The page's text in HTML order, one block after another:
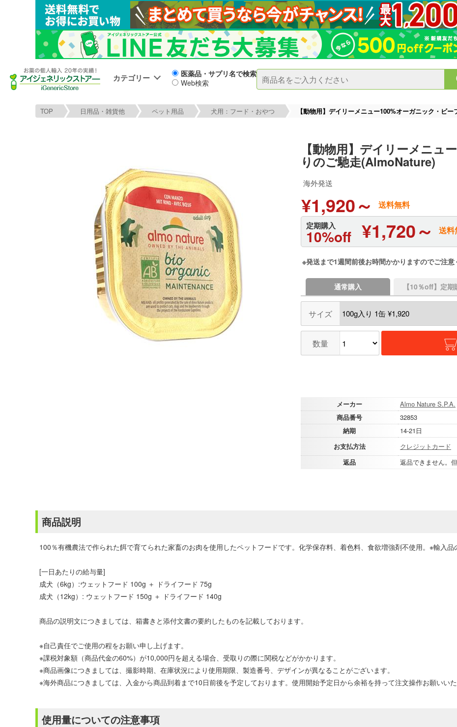
カテゴリー
医薬品・サプリ名で検索
Web検索
TOP 日用品・雑貨他 ペット用品 犬用：フード・おやつ 【動物用】デイリーメニュー100%オーガニック・ビ
【動物用】デイリーメニュ
りのご馳走(AlmoNature)
海外発送
¥1,920～ 送料無料
定期購入
10%off ¥1,720～ 送料
※発送まで1週間前後お時間かかりますのでご注意
通常購入 【10％off】定期
サイズ
数量
メーカー
Almo Nature S.P.A.
商品番号
32853
納期
14-21日
お支払方法
クレジットカード
返品
返品できません。
商品説明
100％有機農法で作られた餌で育てられた家畜のお肉を使用したペットフードです。化学保存料、着色料、食欲増強剤不使用。※輸入品
[一日あたりの給与量]
成犬（6kg）:ウェットフード 100g ＋ ドライフード 75g
成犬（12kg）: ウェットフード 150g ＋ ドライフード 140g
商品の説明文につきましては、箱書きと添付文書の要約したものを記載しております。
※自己責任でご使用の程をお願い申し上げます。
※課税対象額（商品代金の60%）が10,000円を超える場合、受取りの際に関税などがかかります。
※商品画像につきましては、撮影時期、在庫状況により使用期限、製造番号、デザインが異なることがございます。
※海外商品につきましては、入金から商品到着まで10日前後を予定しております。使用開始予定日から余裕を持って注文操作お願いいた
使用量についての注意事項